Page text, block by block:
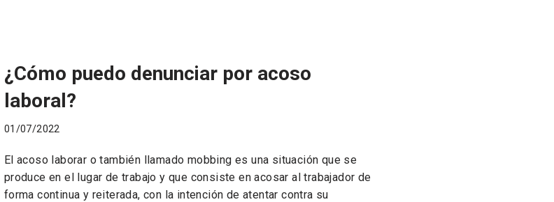
¿Cómo puedo denunciar por acoso
laboral?
01/07/2022
El acoso laborar o también llamado mobbing es una situación que se
produce en el lugar de trabajo y que consiste en acosar al trabajador de
forma continua y reiterada, con la intención de atentar contra su